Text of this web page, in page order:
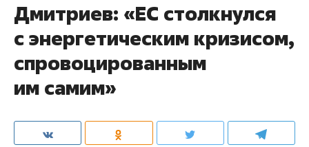
Дмитриев: «ЕС столкнулся
с энергетическим кризисом,
спровоцированным
им самим»